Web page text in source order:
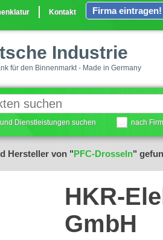
Kontakt Firma eintragen!
Industrie
für den Binnenmarkt - Made in Germany
Dienstleistungen suchen nach
Hersteller von "PFC-Drosseln"
HKR-
GmbH